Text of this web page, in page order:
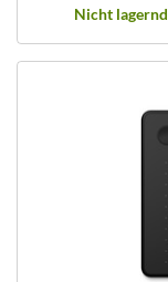
Nicht